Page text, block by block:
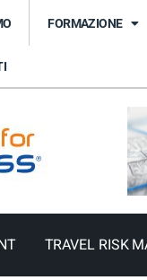
FORMAZIONE
TRAVEL RISK